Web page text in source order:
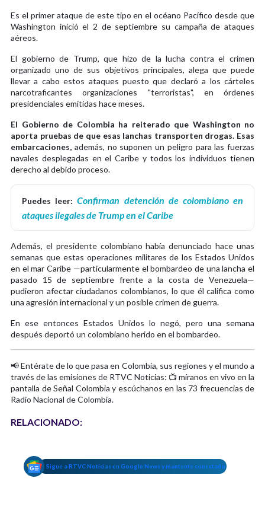
Es el primer ataque de este tipo en el océano Pacífico desde que
Washington inició el 2 de septiembre su campaña de ataques
aéreos.
El gobierno de Trump, que hizo de la lucha contra el crimen
organizado uno de sus objetivos principales, alega que puede
llevar a cabo estos ataques puesto que declaró a los cárteles
narcotraficantes organizaciones "terroristas", en órdenes
presidenciales emitidas hace meses.
El Gobierno de Colombia ha reiterado que Washington no
aporta pruebas de que esas lanchas transporten drogas. Esas
embarcaciones, además, no suponen un peligro para las fuerzas
navales desplegadas en el Caribe y todos los individuos tienen
derecho al debido proceso.
Puedes leer:Confirman detención de colombiano en
ataques ilegales de Trump en el Caribe
Además, el presidente colombiano había denunciado hace unas
semanas que estas operaciones militares de los Estados Unidos
en el mar Caribe —particularmente el bombardeo de una lancha el
pasado 15 de septiembre frente a la costa de Venezuela—
pudieron afectar ciudadanos colombianos, lo que él califica como
una agresión internacional y un posible crimen de guerra.
En ese entonces Estados Unidos lo negó, pero una semana
después deportó un colombiano herido en el bombardeo.
📢 Entérate de lo que pasa en Colombia, sus regiones y el mundo a
través de las emisiones de RTVC Noticias: 📺 míranos en vivo en la
pantalla de Señal Colombia y escúchanos en las 73 frecuencias de
Radio Nacional de Colombia.
RELACIONADO:
Sigue a RTVC Noticias en Google News y mantente conectado